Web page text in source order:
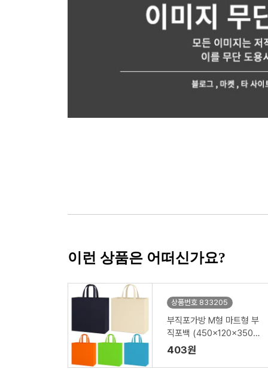
이런 상품은 어떠신가요?
상품번호 833205
부직포가방 M형 마트형 부
직포백 (450x120x350m
m)
403원